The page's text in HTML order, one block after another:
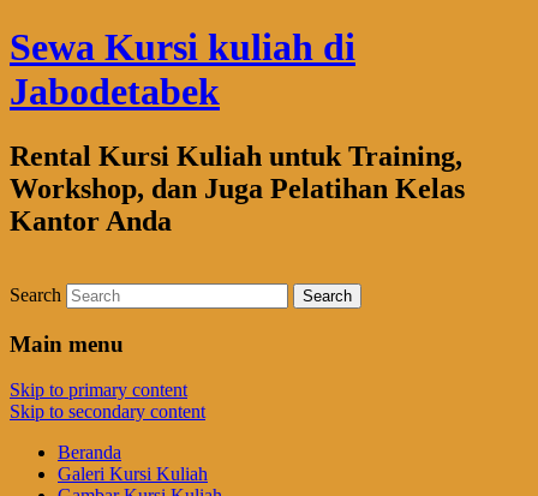
Sewa Kursi kuliah di
Jabodetabek
Rental Kursi Kuliah untuk Training,
Workshop, dan Juga Pelatihan Kelas
Kantor Anda
Search
Main menu
Skip to primary content
Skip to secondary content
Beranda
Galeri Kursi Kuliah